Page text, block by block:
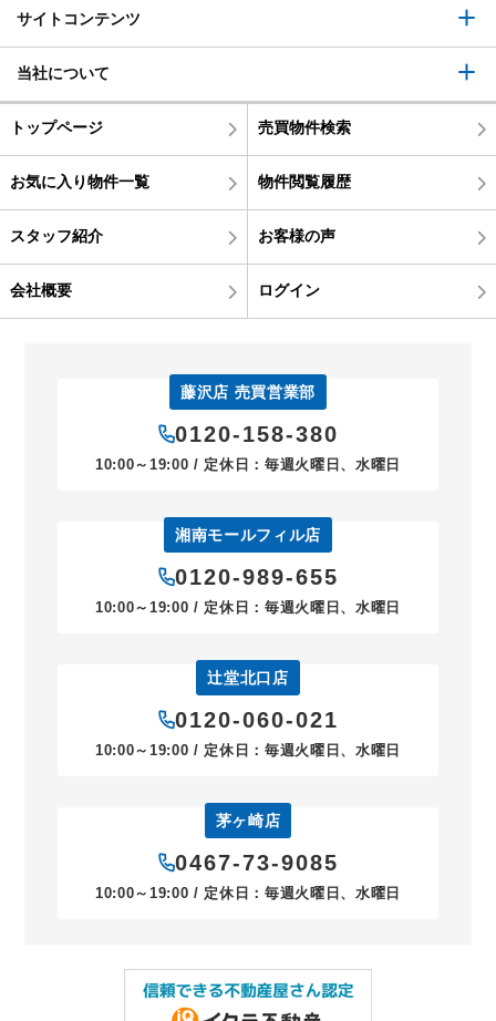
サイトコンテンツ
当社について
トップページ 売買物件検索
お気に入り物件一覧 物件閲覧履歴
スタッフ紹介 お客様の声
会社概要 ログイン
藤沢店 売買営業部
0120-158-380
10:00～19:00 / 定休日：毎週火曜日、水曜日
湘南モールフィル店
0120-989-655
10:00～19:00 / 定休日：毎週火曜日、水曜日
辻堂北口店
0120-060-021
10:00～19:00 / 定休日：毎週火曜日、水曜日
茅ヶ崎店
0467-73-9085
10:00～19:00 / 定休日：毎週火曜日、水曜日